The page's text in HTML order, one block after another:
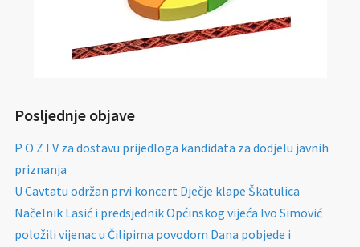
Posljednje objave
P O Z I V za dostavu prijedloga kandidata za dodjelu javnih
priznanja
U Cavtatu održan prvi koncert Dječje klape Škatulica
Načelnik Lasić i predsjednik Općinskog vijeća Ivo Simović
položili vijenac u Čilipima povodom Dana pobjede i